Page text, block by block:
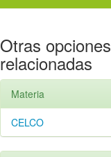
Otras opciones
relacionadas
Materia
CELCO